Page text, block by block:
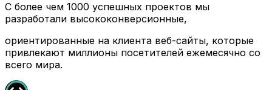
С более чем 1000 успешных проектов мы
разработали высококонверсионные,
ориентированные на клиента веб-сайты, которые
привлекают миллионы посетителей ежемесячно со
всего мира.